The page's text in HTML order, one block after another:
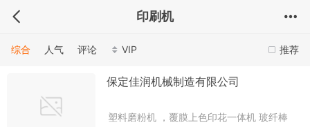
印刷机
推荐
综合 人气 评论 VIP
保定佳润机械制造有限公司
塑料磨粉机 ，覆膜上色印花一体机 玻纤棒